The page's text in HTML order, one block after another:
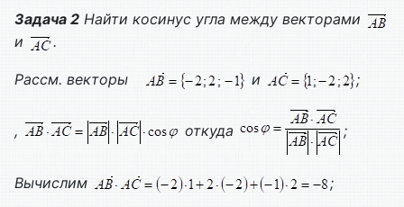
Задача 2 Найти косинус угла между векторами
и
.
Рассм. векторы и ;
, откуда ;
Вычислим ;